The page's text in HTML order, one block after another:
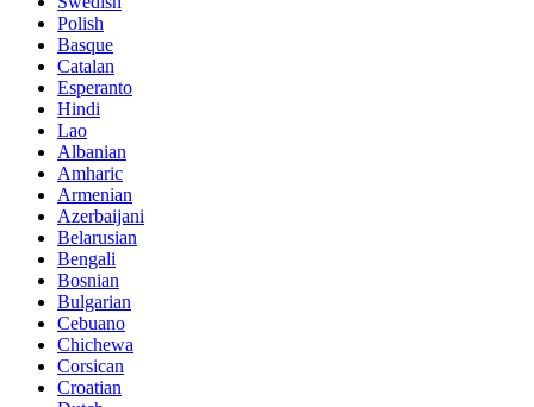
Polish
Basque
Catalan
Esperanto
Hindi
Lao
Albanian
Amharic
Armenian
Azerbaijani
Belarusian
Bengali
Bosnian
Bulgarian
Cebuano
Chichewa
Corsican
Croatian